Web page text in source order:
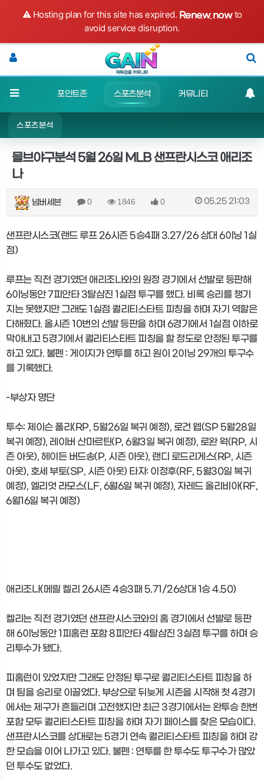
⚠️ Hosting plan for this site has expired. Renew nowto
avoid service disruption.
먹튀검증 포인트존 스포츠분석 커뮤니티 출석체크
스포츠분석
믈브야구분석 5월 26일 MLB 샌프란시스코 애리조
나
넘버세븐 0 1846 0 05.25 21:03
샌프란시스코(랜드 루프 26시즌 5승4패 3.27/26 상대 6이닝 1실
점)
루프는 직전 경기였던 애리조나와의 원정 경기에서 선발로 등판해
6이닝동안 7피안타 3탈삼진 1실점 투구를 했다. 비록 승리를 챙기
지는 못했지만 그래도 1실점 퀄리티스타트 피칭을 하며 자기 역할은
다해줬다. 올시즌 10번의 선발 등판을 하며 6경기에서 1실점 이하로
막아내고 5경기에서 퀄리티스타트 피칭을 할 정도로 안정된 투구를
하고 있다. 불펜 : 게이지가 연투를 하고 원이 2이닝 29개의 투구수
를 기록했다.
-부상자 명단
투수: 제이슨 폴리(RP, 5월26일 복귀 예정), 로건 웹(SP 5월28일
복귀 예정), 레이버 산마르틴(P, 6월3일 복귀 예정), 로완 웍(RP, 시
즌 아웃), 헤이든 버드송(P, 시즌 아웃), 랜디 로드리게스(RP, 시즌
아웃), 호세 부토(SP, 시즌 아웃) 타자: 이정후(RF, 5월30일 복귀
예정), 엘리엇 라모스(LF, 6월6일 복귀 예정), 자레드 올리비아(RF,
6월16일 복귀 예정)
애리조나(메릴 켈리 26시즌 4승3패 5.71/26상대 1승 4.50)
켈리는 직전 경기였던 샌프란시스코와의 홈 경기에서 선발로 등판
해 6이닝동안 1피홈런 포함 8피안타 4탈삼진 3실점 투구를 하며 승
리투수가 됐다.
피홈런이 있었지만 그래도 안정된 투구로 퀄리티스타트 피칭을 하
며 팀을 승리로 이끌었다. 부상으로 뒤늦게 시즌을 시작해 첫 4경기
에서는 제구가 흔들리며 고전했지만 최근 3경기에서는 완투승 한번
포함 모두 퀄리티스타트 피칭을 하며 자기 페이스를 찾은 모습이다.
샌프란시스코를 상대로는 5경기 연속 퀄리티스타트 피칭을 하며 강
한 모습을 이어 나가고 있다. 불펜 : 연투를 한 투수도 투구수가 많았
던 투수도 없었다.